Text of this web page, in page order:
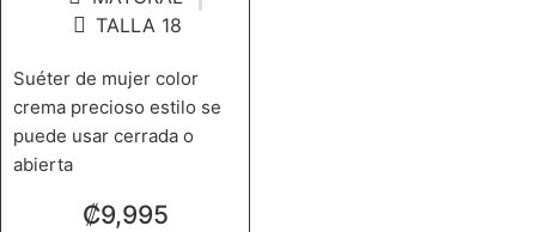
TALLA 18
Suéter de mujer color
crema precioso estilo se
puede usar cerrada o
abierta
₡9,995